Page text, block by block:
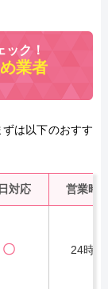
ク！
業者
は以下のおすす
対応 営業時
〇 24時間